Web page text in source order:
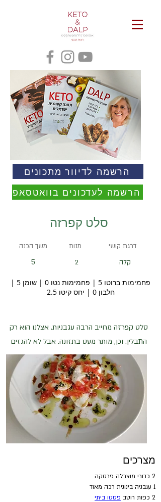
הרשמה לדיוור מתכונים
הרשמה לעדכונים בוואטסאפ
סלט קפרזה
משך הכנה
5
מנות
2
דרגת קושי
קלה
פחמימות ברוטו 5 | פחמימות נטו 0 | שומן 5 |
חלבון 0 | יחס קיטו 2.5
סלט קפרזה מחייב הרבה עגבניות. אצלנו הוא רק
התבלין. וכן, מותר מעט בתזונה. אבל לא להגזים
מצרכים
2 כדורי מוצרלה פרסקה
1 עגבניה בינונית רכה מאוד
2 כפות רוטב
פסטו ביתי